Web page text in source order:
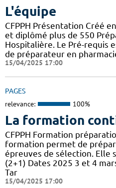
L'équipe
CFPPH Présentation Créé
et diplômé plus de 550
Hospitalière. Le Pré-requis
de préparateur en
15/04/2025 17:00
PAGES
relevance: 100%
La formation
CFPPH Formation
formation permet de
épreuves de sélection. Elle
(2+1) Dates 2025 3 et 4
Tar
15/04/2025 17:00